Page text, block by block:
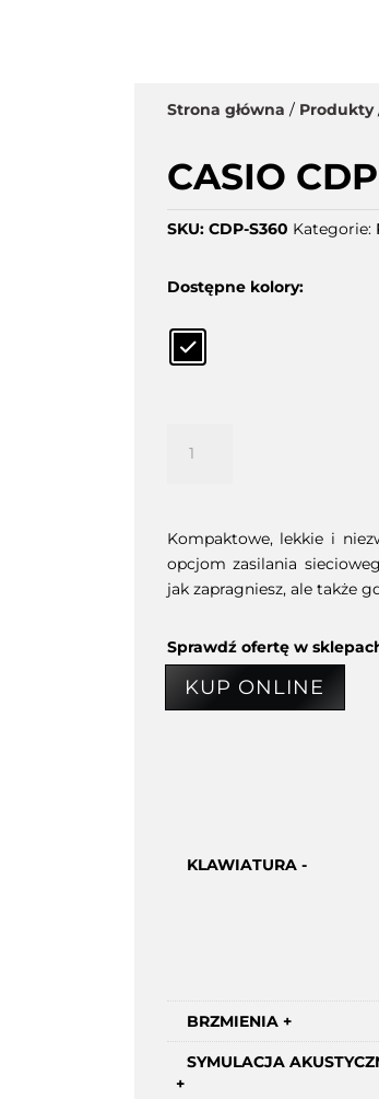
Strona główna / Produkty
CASIO
SKU: CDP-S360 Kategorie:
Dostępne kolory:
CASIO
Kompaktowe, lekkie i
opcjom zasilania
jak zapragniesz, ale także
Sprawdź ofertę w
KUP ONLINE
KLAWIATURA
BRZMIENIA
SYMULACJA